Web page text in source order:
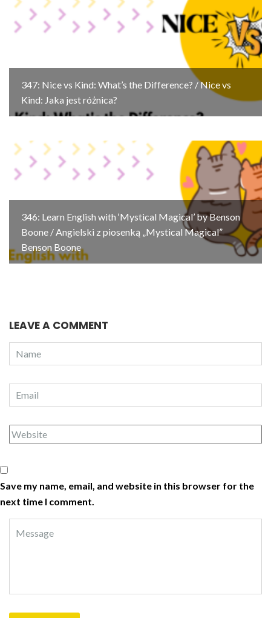
347: Nice vs Kind: What’s the Difference? / Nice vs
Kind: Jaka jest różnica?
346: Learn English with ‘Mystical Magical’ by Benson
Boone / Angielski z piosenką „Mystical Magical”
Benson Boone
LEAVE A COMMENT
Save my name, email, and website in this browser for the
next time I comment.